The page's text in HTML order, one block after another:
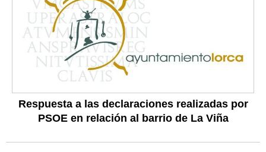
Respuesta a las declaraciones realizadas por
PSOE en relación al barrio de La Viña